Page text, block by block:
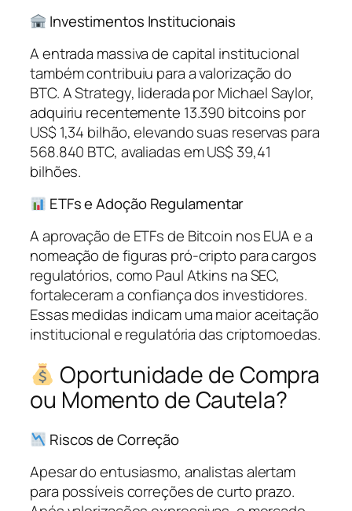
Investimentos Institucionais
A entrada massiva de capital institucional
também contribuiu para a valorização do
BTC. A Strategy, liderada por Michael Saylor,
adquiriu recentemente 13.390 bitcoins por
US$ 1,34 bilhão, elevando suas reservas para
568.840 BTC, avaliadas em US$ 39,41
bilhões.
ETFs e Adoção Regulamentar
A aprovação de ETFs de Bitcoin nos EUA e a
nomeação de figuras pró-cripto para cargos
regulatórios, como Paul Atkins na SEC,
fortaleceram a confiança dos investidores.
Essas medidas indicam uma maior aceitação
institucional e regulatória das criptomoedas.
Oportunidade de Compra
ou Momento de Cautela?
Riscos de Correção
Apesar do entusiasmo, analistas alertam
para possíveis correções de curto prazo.